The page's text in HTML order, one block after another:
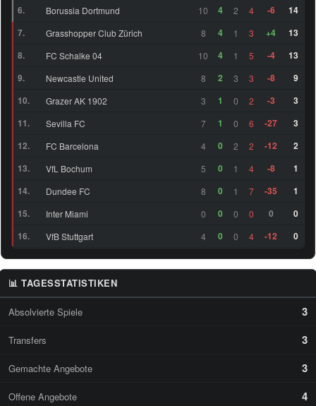
(25)
RM Oliver Antman (24) 73
RF Rayane Bounida (20) 68
Wesley Gassova Ribeiro
6.
Borussia Dortmund 10 4 2 4 -6
14
7.
Grasshopper Club Zürich 8 4 1 3 +4
13
8.
FC Schalke 04 10 4 1 5 -4
13
9.
Newcastle United 8 2 3 3 -8
9
10.
Grazer AK 1902 3 1 0 2 -3
3
11.
Sevilla FC 7 1 0 6 -27
3
12.
FC Barcelona 4 0 2 2 -12
2
13.
VfL Bochum 5 0 1 4 -8
1
14.
Dundee FC 8 0 1 7 -35
1
15.
Inter Miami 0 0 0 0 0
0
16.
VfB Stuttgart 4 0 0 4 -12 0
📊 TAGESSTATISTIKEN
Absolvierte Spiele 3
Transfers 3
Gemachte Angebote 3
Offene Angebote 4